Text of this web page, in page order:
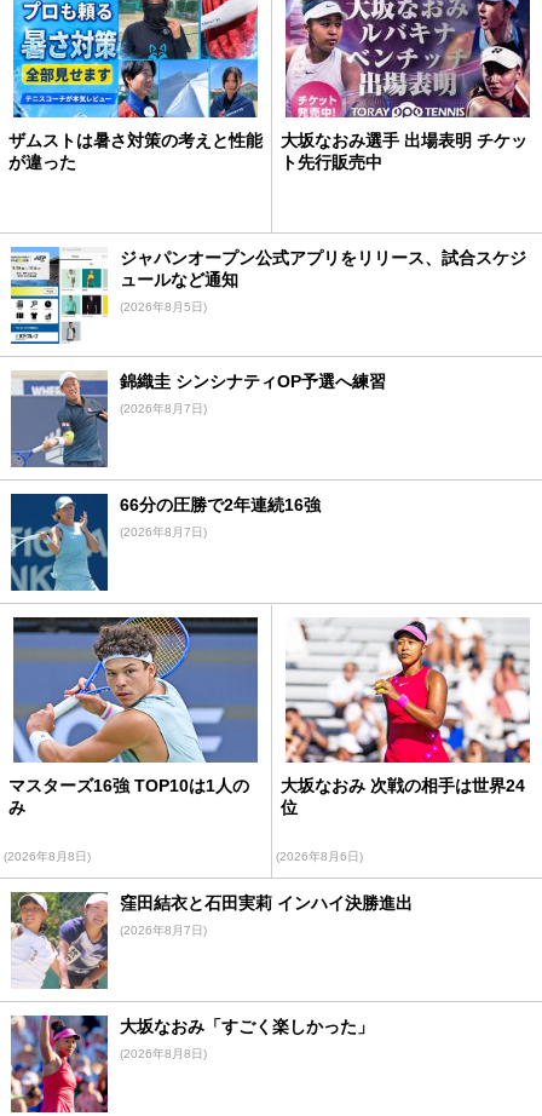
ザムストは暑さ対策の考えと性能
が違った
大坂なおみ選手 出場表明 チケッ
ト先行販売中
ジャパンオープン公式アプリをリリース、試合スケジ
ュールなど通知
(2026年8月5日)
錦織圭 シンシナティOP予選へ練習
(2026年8月7日)
66分の圧勝で2年連続16強
(2026年8月7日)
マスターズ16強 TOP10は1人の
み
(2026年8月8日)
大坂なおみ 次戦の相手は世界24
位
(2026年8月6日)
窪田結衣と石田実莉 インハイ決勝進出
(2026年8月7日)
大坂なおみ「すごく楽しかった」
(2026年8月8日)